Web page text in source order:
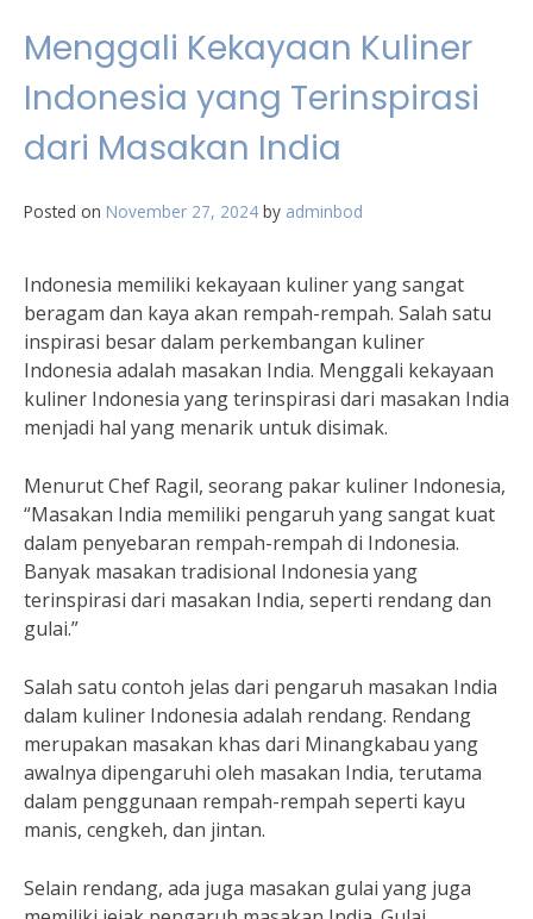
Menggali Kekayaan Kuliner
Indonesia yang Terinspirasi
dari Masakan India
Posted on November 27, 2024 by adminbod
Indonesia memiliki kekayaan kuliner yang sangat
beragam dan kaya akan rempah-rempah. Salah satu
inspirasi besar dalam perkembangan kuliner
Indonesia adalah masakan India. Menggali kekayaan
kuliner Indonesia yang terinspirasi dari masakan India
menjadi hal yang menarik untuk disimak.
Menurut Chef Ragil, seorang pakar kuliner Indonesia,
“Masakan India memiliki pengaruh yang sangat kuat
dalam penyebaran rempah-rempah di Indonesia.
Banyak masakan tradisional Indonesia yang
terinspirasi dari masakan India, seperti rendang dan
gulai.”
Salah satu contoh jelas dari pengaruh masakan India
dalam kuliner Indonesia adalah rendang. Rendang
merupakan masakan khas dari Minangkabau yang
awalnya dipengaruhi oleh masakan India, terutama
dalam penggunaan rempah-rempah seperti kayu
manis, cengkeh, dan jintan.
Selain rendang, ada juga masakan gulai yang juga